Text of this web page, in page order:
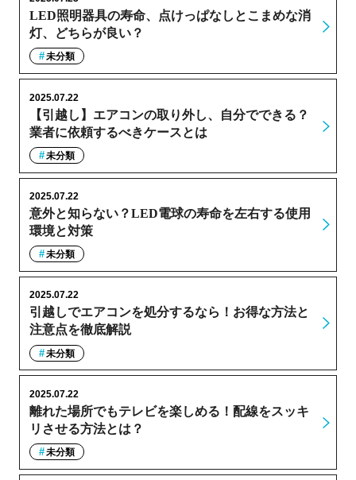
LED照明器具の寿命、点けっぱなしとこまめな消
灯、どちらが良い？
未分類
【引越し】エアコンの取り外し、自分でできる？
業者に依頼するべきケースとは
2025.07.22
未分類
意外と知らない？LED電球の寿命を左右する使用
環境と対策
2025.07.22
未分類
引越しでエアコンを処分するなら！お得な方法と
注意点を徹底解説
2025.07.22
未分類
離れた場所でもテレビを楽しめる！配線をスッキ
リさせる方法とは？
2025.07.22
未分類